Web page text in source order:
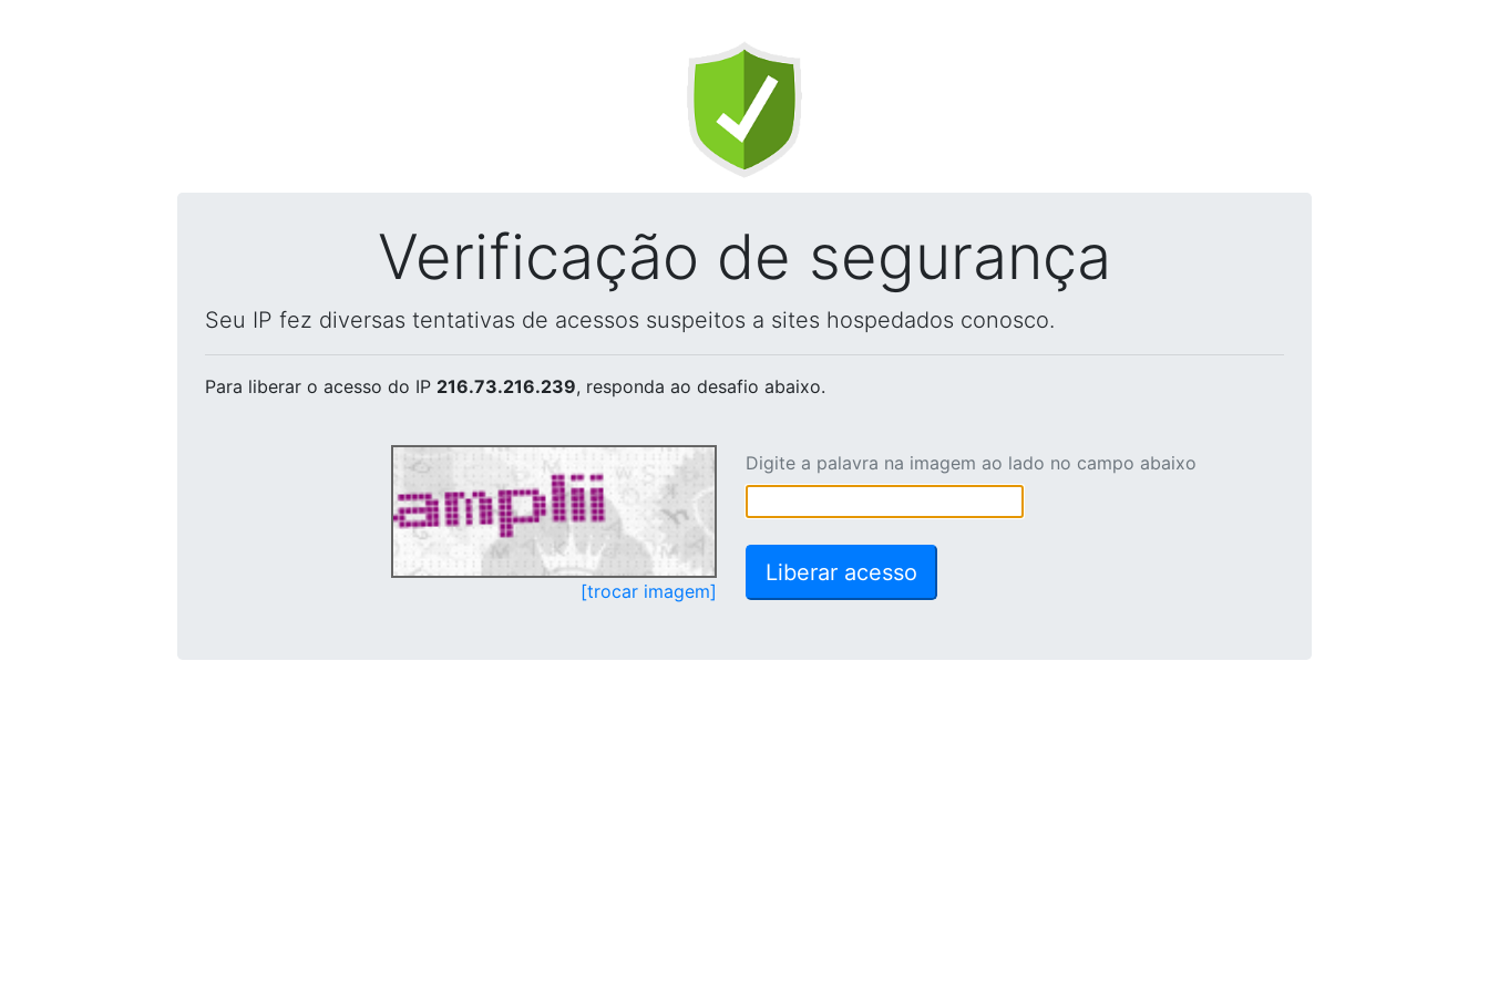
Verificação de segurança
Seu IP fez diversas tentativas de acessos suspeitos a sites hospedados conosco.
Para liberar o acesso do IP 216.73.216.239, responda ao desafio abaixo.
[trocar imagem]
Digite a palavra na imagem ao lado no campo abaixo